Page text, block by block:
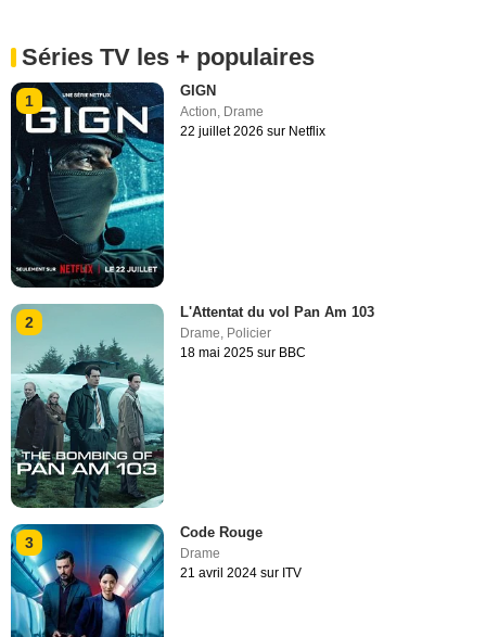
Séries TV les + populaires
1
GIGN
Action, Drame
22 juillet 2026 sur Netflix
2
L'Attentat du vol Pan Am 103
Drame Policier
18 mai 2025 sur BBC
3
Code Rouge
Drame
21 avril 2024 sur ITV